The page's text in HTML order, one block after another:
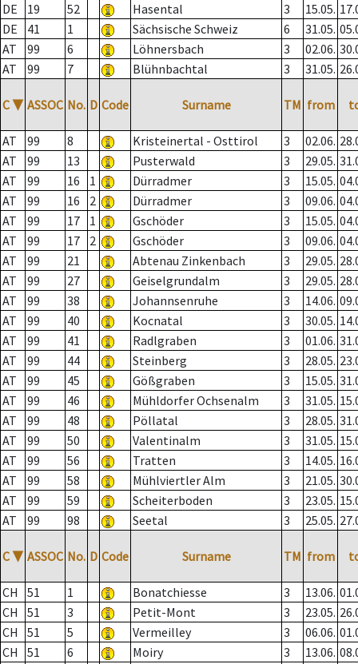
DE
19 52 Hasental 3 15.05.
DE
41 1 Sächsische Schweiz 6 31.05.
AT
99 6 Löhnersbach 3 02.06.
AT
99 7 Blühnbachtal 3 31.05.
C ▼ ASSOC No. D Code Surname TM from
AT 99 8 Kristeinertal - Osttirol 3 02.06.
AT
99 13 Pusterwald 3 29.05.
AT
99 16 1 Dürradmer 3 15.05.
AT
99 16 2 Dürradmer 3 09.06.
AT
99 17 1 Gschöder 3 15.05.
AT
99 17 2 Gschöder 3 09.06.
AT
99 21 Abtenau Zinkenbach 3 29.05.
AT
99 27 Geiselgrundalm 3 29.05.
AT
99 38 Johannsenruhe 3 14.06.
AT
99 40 Kocnatal 3 30.05.
AT
99 41 Radlgraben 3 01.06.
AT
99 44 Steinberg 3 28.05.
AT
99 45 Gößgraben 3 15.05.
AT
99 46 Mühldorfer Ochsenalm 3 31.05.
AT
99 48 Pöllatal 3 28.05.
AT
99 50 Valentinalm 3 31.05.
AT
99 56 Tratten 3 14.05.
AT
99 58 Mühlviertler Alm 3 21.05.
AT
99 59 Scheiterboden 3 23.05.
AT
99 98 Seetal 3 25.05.
C ▼ ASSOC No. D Code Surname TM from
CH 51 1 Bonatchiesse 3 13.06.
CH
51 3 Petit-Mont 3 23.05.
CH
51 5 Vermeilley 3 06.06.
CH
51 6 Moiry 3 13.06.